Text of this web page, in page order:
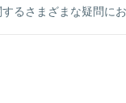
るさまざまな疑問にお